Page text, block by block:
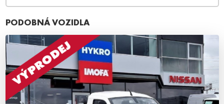
PODOBNÁ VOZIDLA